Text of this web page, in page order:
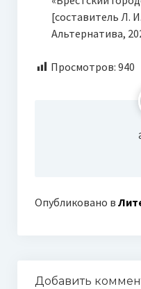
[составитель Л.
Альтернатива,
Просмотров: 940
Опубликовано в
Добавить